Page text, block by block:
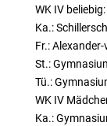
WK IV beliebig:
Ka.:
Fr.:
St.:
Tü.:
WK IV
Ka.: